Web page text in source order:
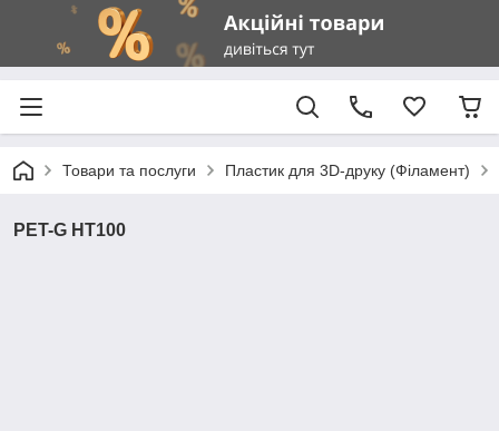
Товари та послуги Пластик для 3D-друку (Філамент)
PET-G HT100